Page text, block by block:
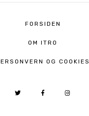
FORSIDEN
OM ITRO
OG COOKIES